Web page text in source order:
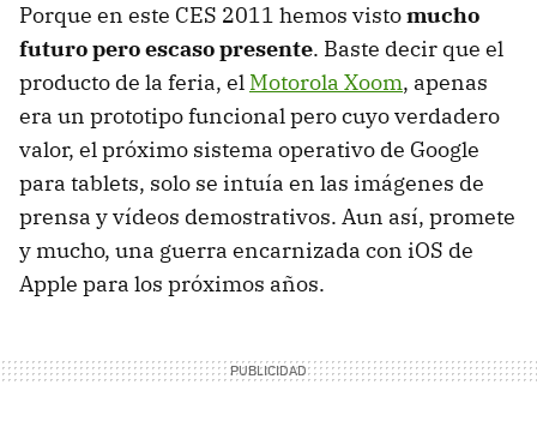
Porque en este CES 2011 hemos vistomucho
futuro pero escaso presente. Baste decir que el
producto de la feria, el Motorola Xoom, apenas
era un prototipo funcional pero cuyo verdadero
valor, el próximo sistema operativo de Google
para tablets, solo se intuía en las imágenes de
prensa y vídeos demostrativos. Aun así, promete
y mucho, una guerra encarnizada con iOS de
Apple para los próximos años.